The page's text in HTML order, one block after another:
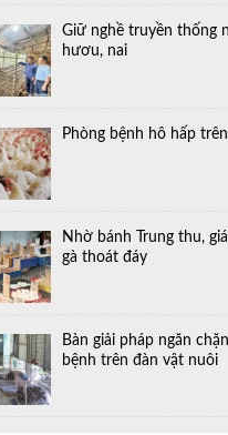
Giữ nghề truyền thống
hươu, nai
Phòng bệnh hô hấp
Nhờ bánh Trung thu,
gà thoát đáy
Bàn giải pháp ngăn
bệnh trên đàn vật nuôi